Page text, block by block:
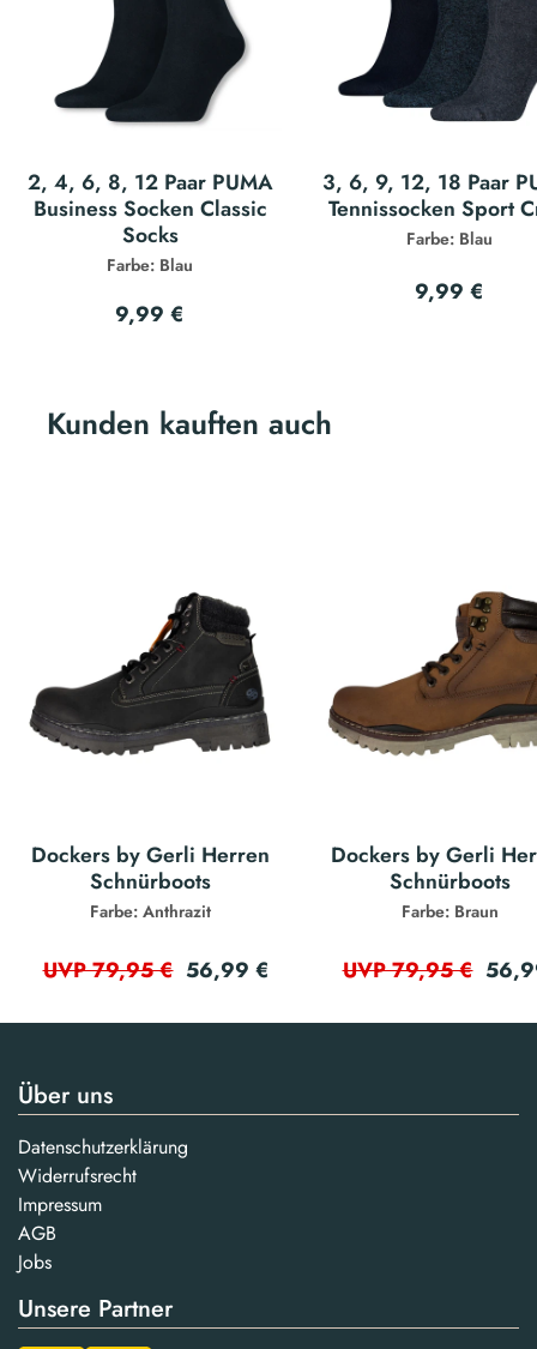
2, 4, 6, 8, 12 Paar PUMA
Business Socken Classic
Socks
Farbe: Blau
9,99 €
3, 6, 9, 12, 18 Paar
Tennissocken Sport
Farbe: Blau
9,99 €
Kunden kauften auch
Dockers by Gerli Herren
Schnürboots
Farbe: Anthrazit
UVP 79,95 € 56,99 €
Dockers by Gerli
Schnürboots
Farbe: Braun
UVP 79,95 €
Über uns
Datenschutzerklärung
Widerrufsrecht
Impressum
AGB
Jobs
Unsere Partner